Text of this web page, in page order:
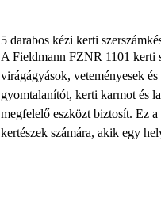
5 darabos kézi kerti
A Fieldmann FZNR 1101 kerti
virágágyások, veteményesek
gyomtalanítót, kerti karmot és
megfelelő eszközt biztosít. Ez
kertészek számára, akik egy